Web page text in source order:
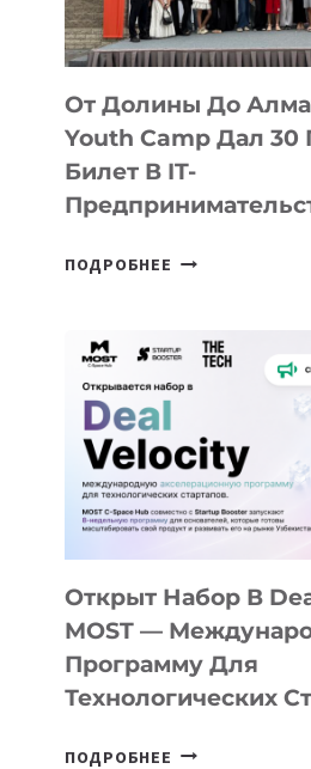
От Долины До
Youth Camp Дал 30
Билет В IT-
ПОДРОБНЕЕ ОТ
АЛМАТЫ:
AI
YOUTH
CAMP
ДАЛ
30
ПОДРОСТКАМ
БИЛЕТ
IT-
Открыт Набор В
MOST —
Программу Для
Технологических
ПОДРОБНЕЕ ОТКРЫТ